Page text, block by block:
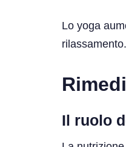
Lo yoga
rilassamento.
Il ruolo